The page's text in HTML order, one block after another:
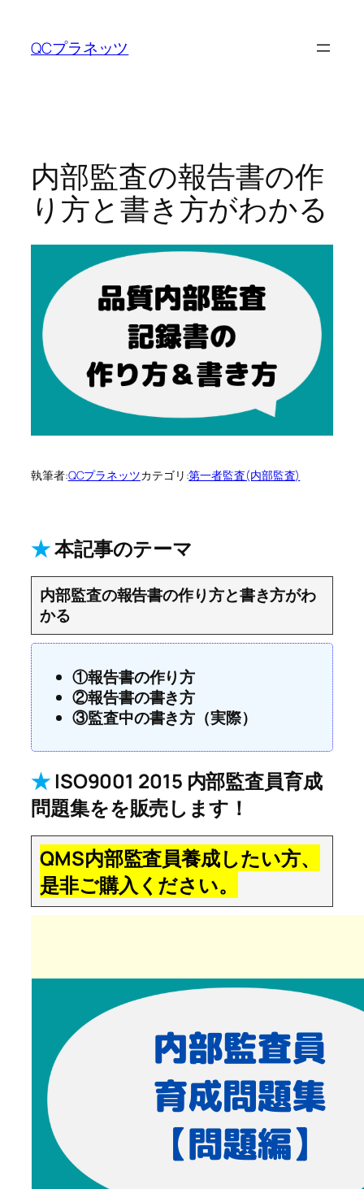
QCプラネッツ
内部監査の報告書の作
り方と書き方がわかる
執筆者:QCプラネッツカテゴリ:第一者監査(内部監査)
★本記事のテーマ
内部監査の報告書の作り方と書き方がわ
かる
①報告書の作り方
②報告書の書き方
③監査中の書き方（実際）
★ISO9001 2015 内部監査員育成
問題集をを販売します！
QMS内部監査員養成したい方、
是非ご購入ください。